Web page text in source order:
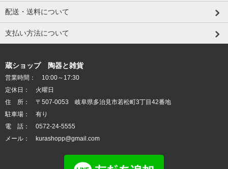
配送・送料について
支払い方法について
蔵ショップ 陶器と雑貨
営業時間： 10:00～17:30
定休日： 火曜日
住 所： 〒507-0053 岐阜県多治見市若松町3丁目42番地
駐車場： 有り
電 話： 0572-24-5555
メール： kurashopp@gmail.com